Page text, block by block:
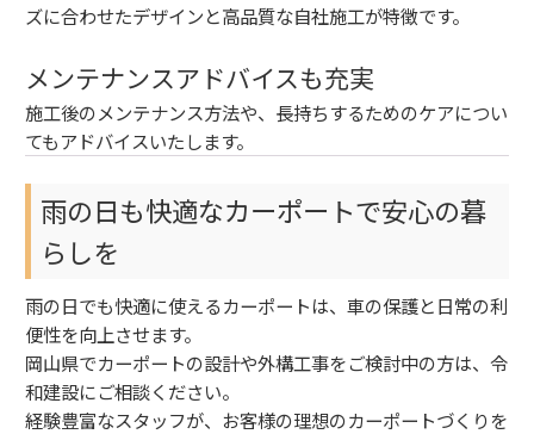
ズに合わせたデザインと高品質な自社施工が特徴です。
メンテナンスアドバイスも充実
施工後のメンテナンス方法や、長持ちするためのケアについ
てもアドバイスいたします。
雨の日も快適なカーポートで安心の暮
らしを
雨の日でも快適に使えるカーポートは、車の保護と日常の利
便性を向上させます。
岡山県でカーポートの設計や外構工事をご検討中の方は、令
和建設にご相談ください。
経験豊富なスタッフが、お客様の理想のカーポートづくりを